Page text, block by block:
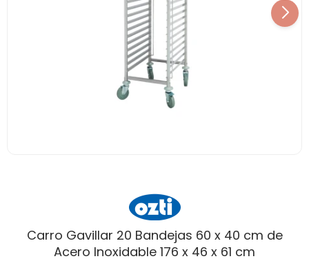
Carro Gavillar 20 Bandejas 60 x 40 cm de
Acero Inoxidable 176 x 46 x 61 cm